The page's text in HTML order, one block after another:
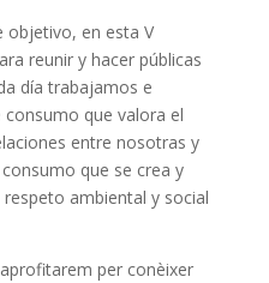
objetivo, en esta V
reunir y hacer públicas
día trabajamos e
que valora el
entre nosotras y
que se crea y
ambiental y social
per conèixer